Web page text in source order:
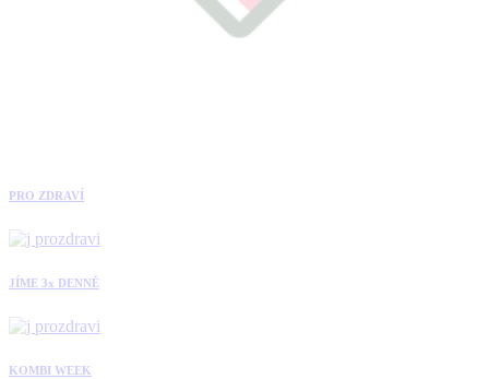
PRO ZDRAVÍ
JÍME 3x DENNĚ
KOMBI WEEK